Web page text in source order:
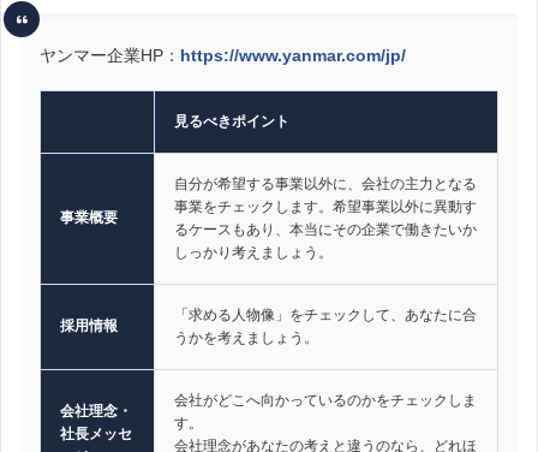
ヤンマー企業HP： https://www.yanmar.com/jp/
見るべきポイント
事業概要
自分が希望する事業以外に、会社の主力となる
事業をチェックします。希望事業以外に異動す
るケースもあり、本当にその企業で働きたいか
しっかり考えましょう。
採用情報
「求める人物像」をチェックして、あなたに合
うかを考えましょう。
会社理念・
社長メッセ
会社がどこへ向かっているのかをチェックしま
す。
会社理念があなたの考えと違うのなら、どれほ